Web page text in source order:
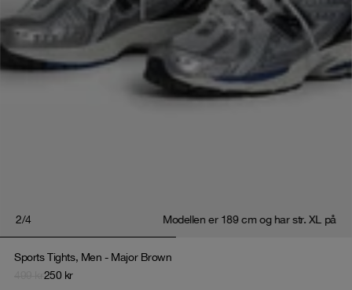
Modellen er 189 cm og har str. XL på
2/4
Sports Tights, Men - Major Brown
250 kr